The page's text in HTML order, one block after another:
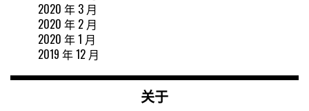
2020 年 3 月
2020 年 2 月
2020 年 1 月
2019 年 12 月
关于